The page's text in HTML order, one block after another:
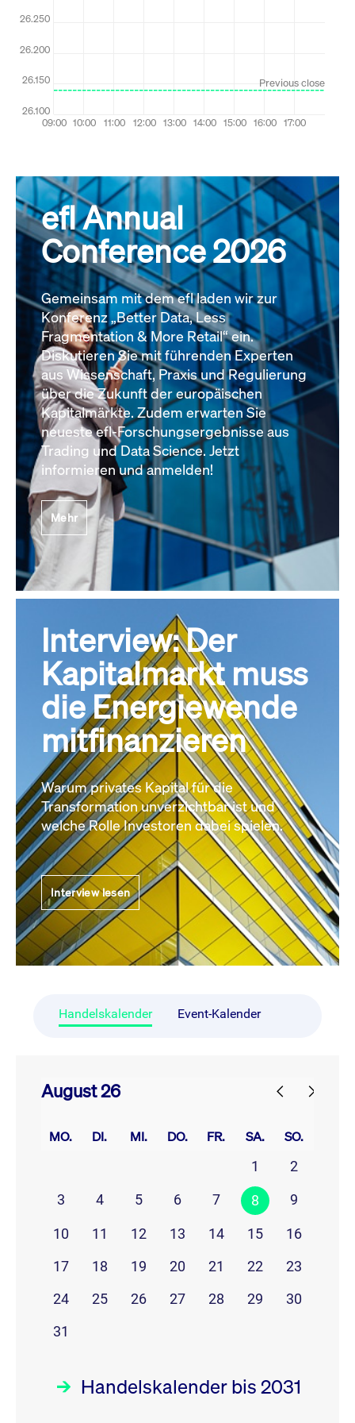
efl Annual
Conference 2026
Gemeinsam mit dem efl laden wir zur
Konferenz „Better Data, Less
Fragmentation & More Retail“ ein.
Diskutieren Sie mit führenden Experten
aus Wissenschaft, Praxis und Regulierung
über die Zukunft der europäischen
Kapitalmärkte. Zudem erwarten Sie
neueste efl-Forschungsergebnisse aus
Trading und Data Science. Jetzt
informieren und anmelden!
Mehr
Interview: Der
Kapitalmarkt muss
die Energiewende
mitfinanzieren
Warum privates Kapital für die
Transformation unverzichtbar ist und
welche Rolle Investoren dabei spielen.
Interview lesen
Handelskalender Event-Kalender
August 26
MO. DI. MI. DO. FR. SA. SO.
1
2
3
4 5 6 7 8 9
10 11 12 13 14 15
16
17
18 19 20 21 22
23
24
25 26 27 28 29
30
31
Handelskalender bis 2031